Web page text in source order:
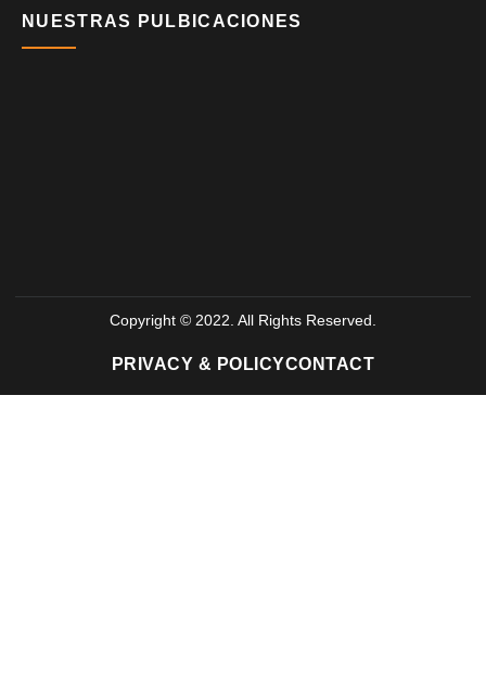
NUESTRAS PULBICACIONES
Copyright © 2022. All Rights Reserved.
PRIVACY & POLICYCONTACT